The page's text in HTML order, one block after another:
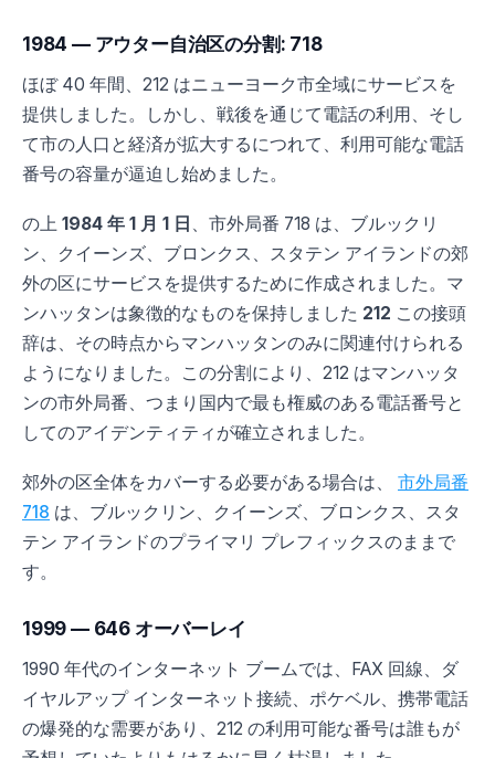
1984 — アウター自治区の分割: 718
ほぼ 40 年間、212 はニューヨーク市全域にサービスを
提供しました。しかし、戦後を通じて電話の利用、そし
て市の人口と経済が拡大するにつれて、利用可能な電話
番号の容量が逼迫し始めました。
の上 1984 年 1 月 1 日 、市外局番 718 は、ブルックリ
ン、クイーンズ、ブロンクス、スタテン アイランドの郊
外の区にサービスを提供するために作成されました。マ
ンハッタンは象徴的なものを保持しました 212 この接頭
辞は、その時点からマンハッタンのみに関連付けられる
ようになりました。この分割により、212 はマンハッタ
ンの市外局番、つまり国内で最も権威のある電話番号と
してのアイデンティティが確立されました。
郊外の区全体をカバーする必要がある場合は、
市外局番
718 は、ブルックリン、クイーンズ、ブロンクス、スタ
テン アイランドのプライマリ プレフィックスのままで
す。
1999 — 646 オーバーレイ
1990 年代のインターネット ブームでは、FAX 回線、ダ
イヤルアップ インターネット接続、ポケベル、携帯電話
の爆発的な需要があり、212 の利用可能な番号は誰もが